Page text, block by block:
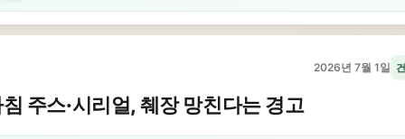
2026년 7월 1일
주스·시리얼, 췌장 망친다는 경고